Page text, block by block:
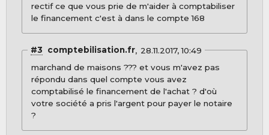
rectif ce que vous prie de m'aider à comptabiliser
le financement c'est à dans le compte 168
#3 comptebilisation.fr
28.11.2017, 10:49
marchand de maisons ??? et vous m'avez pas
répondu dans quel compte vous avez
comptabilisé le financement de l'achat ? d'où
votre société a pris l'argent pour payer le notaire
?